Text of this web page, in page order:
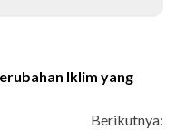
Iklim yang
Berikutnya: